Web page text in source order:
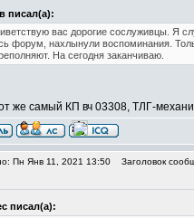
писал(а):
вас дорогие сослуживцы. Я
форум, нахлынули воспоминания.
На сегодня заканчиваю.
же самый КП вч 03308, ТЛГ-
Пн Янв 11, 2021 13:50 Заголовок
писал(а):